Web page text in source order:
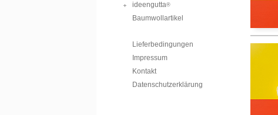
ideengutta®
Baumwollartikel
Lieferbedingungen
Impressum
Kontakt
Datenschutzerklärung